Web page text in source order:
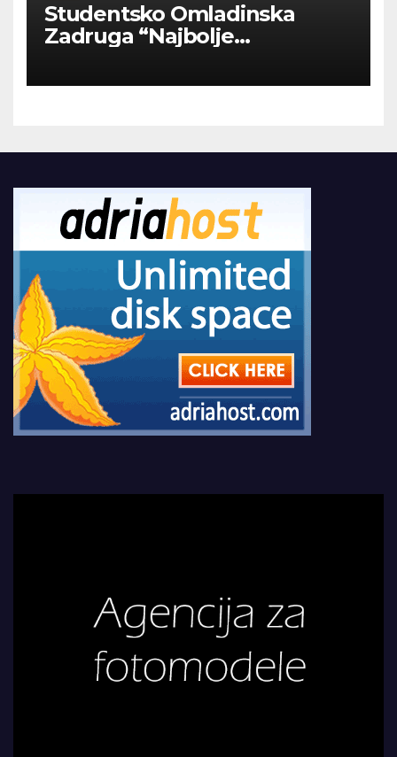
Studentsko Omladinska
Zadruga “Najbolje